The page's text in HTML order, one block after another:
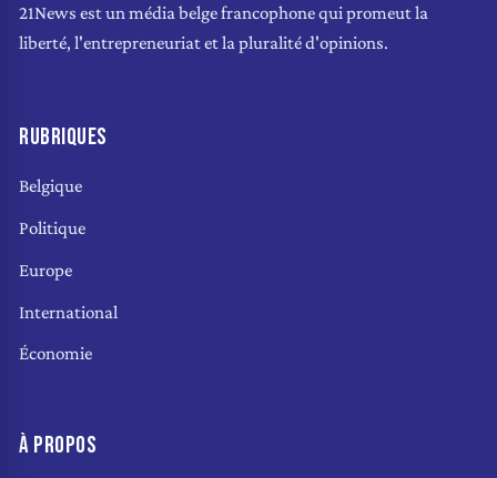
21News est un média belge francophone qui promeut la
liberté, l'entrepreneuriat et la pluralité d'opinions.
RUBRIQUES
Belgique
Politique
Europe
International
Économie
À PROPOS